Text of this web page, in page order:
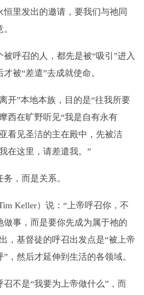
恒里发出的邀请，要我们与祂同
呼召的人，都先是被“吸引”进入
才被“差遣”去成就使命。
开”本地本族，目的是“往我所要
西在旷野听见“我是自有永有
看见圣洁的主在殿中，先被洁
在这里，请差遣我。”
，而是关系。
Keller）说：“上帝呼召你，不
做事，而是要你先成为属于祂的
，基督徒的呼召出发点是“被上帝
，然后才延伸到生活的各领域。
不是“我要为上帝做什么”，而